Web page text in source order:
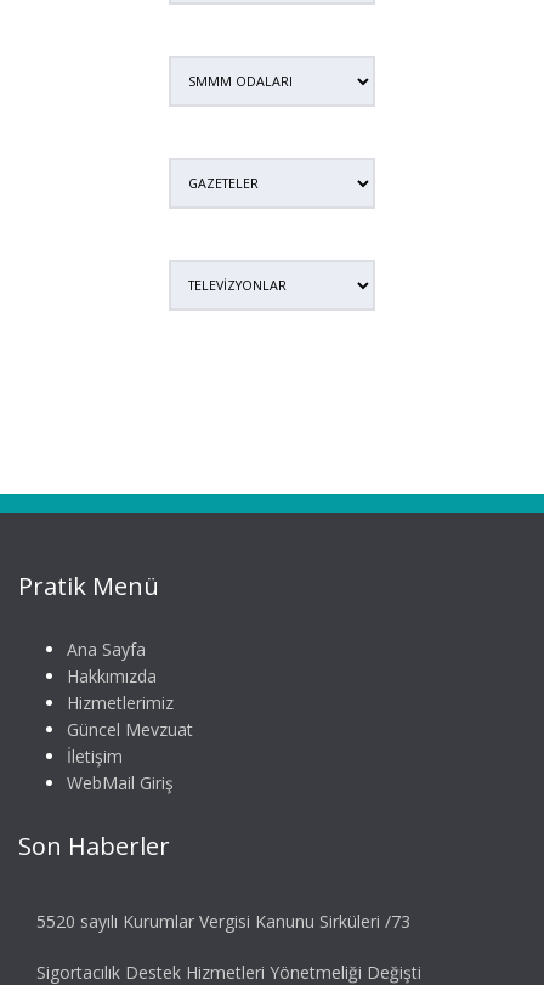
Pratik Menü
Ana Sayfa
Hakkımızda
Hizmetlerimiz
Güncel Mevzuat
İletişim
WebMail Giriş
Son Haberler
5520 sayılı Kurumlar Vergisi Kanunu Sirküleri /73
Sigortacılık Destek Hizmetleri Yönetmeliği Değişti